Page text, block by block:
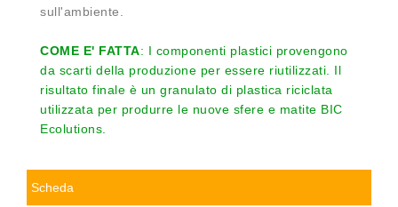
sull'ambiente.
COME E' FATTA: I componenti plastici provengono
da scarti della produzione per essere riutilizzati. Il
risultato finale è un granulato di plastica riciclata
utilizzata per produrre le nuove sfere e matite BIC
Ecolutions.
Scheda